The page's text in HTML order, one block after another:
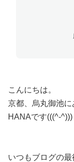
こんにちは。
京都、烏丸御池
HANAです(((^-^)))
いつもブログの最